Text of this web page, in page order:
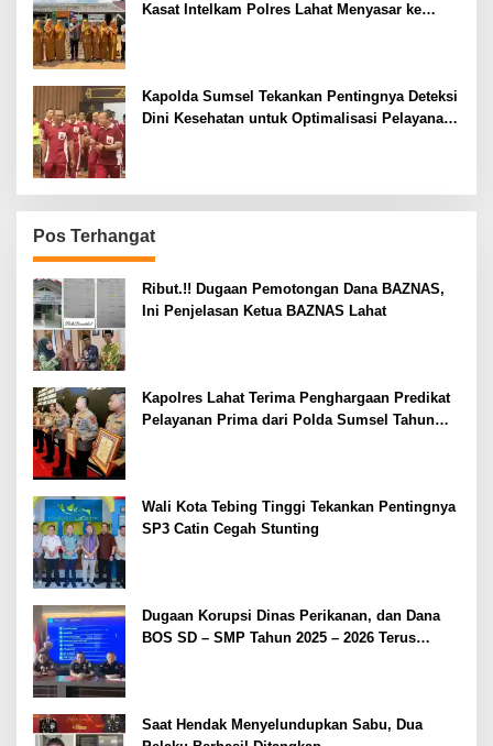
Kasat Intelkam Polres Lahat Menyasar ke
Kapolda Sumsel Tekankan Pentingnya Deteksi
Dini Kesehatan untuk Optimalisasi Pelayanan
Pos Terhangat
Ribut.!! Dugaan Pemotongan Dana BAZNAS,
Ini Penjelasan Ketua BAZNAS Lahat
Kapolres Lahat Terima Penghargaan Predikat
Pelayanan Prima dari Polda Sumsel Tahun
Wali Kota Tebing Tinggi Tekankan Pentingnya
SP3 Catin Cegah Stunting
Dugaan Korupsi Dinas Perikanan, dan Dana
BOS SD – SMP Tahun 2025 – 2026 Terus
Saat Hendak Menyelundupkan Sabu, Dua